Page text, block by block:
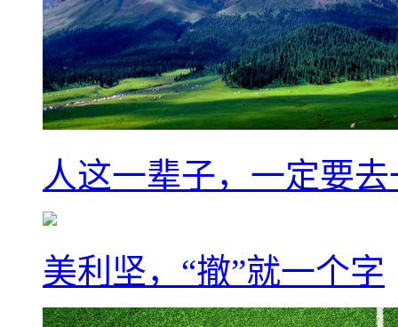
人这一辈子，一定要
美利坚，“撤”就一个字